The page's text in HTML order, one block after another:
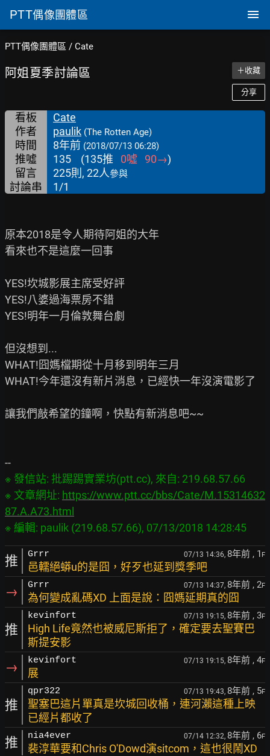
PTT偶像團體區
PTT偶像團體區 / Cate
阿姐夏季討論區 ＋收藏
分享
看板
Cate
作者
paulik (The Rotten Age)
時間 8年前 (2018/07/13 06:28)
推噓 135 (135推 0噓 90→)
留言
225則, 22人參與
討論串 1/1
原本2018是令人期待阿姐的大年
看來也不是這麼一回事
YES!坎城影展主席受好評
YES!八婆過海票房不錯
YES!明年一月倫敦舞台劇
但沒想到...
WHAT!囧媽檔期從十月移到明年三月
WHAT!今年還沒有新片消息，已經快一年沒演電影了
讓我們敲希望的鐘啊，快點有新消息吧~~
※ 發信站: 批踢踢實業坊(ptt.cc), 來自: 219.68.57.66
※ 文章網址: https://www.ptt.cc/bbs/Cate/M.15314632
87.A.A73.html
推 Grrr 07/13 14:36, 8年前 , 1 F
邑轜絕蟒u的是囧，好歹也延到獎季吧
→ Grrr 07/13 14:37, 8年前 , 2F
為何變成亂碼XD 上面是說：囧媽延期真的囧
推
kevinfort 07/13 19:15, 8年前 , 3F
High Life竟然也被威尼斯拒了，確定要去聖賽巴
斯提安影
→ kevinfort 07/13 19:15, 8年前 , 4F
展
推
qpr322 07/13 19:43, 8年前 , 5F
聖塞巴這片單真是坎城回收桶，連河瀨這種上映
已經片都收了
推 nia4ever 07/14 12:32, 8年前 , 6F
裴淳華要和Chris O'Dowd演sitcom，這也很鬧XD